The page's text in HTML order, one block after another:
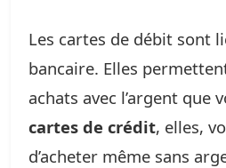
Les cartes de débit sont
bancaire. Elles
achats avec l’argent que
cartes de crédit, elles,
d’acheter même sans